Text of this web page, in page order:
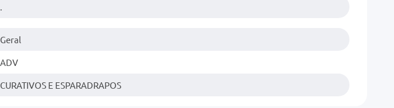
Geral
ADV
CURATIVOS E ESPARADRAPOS